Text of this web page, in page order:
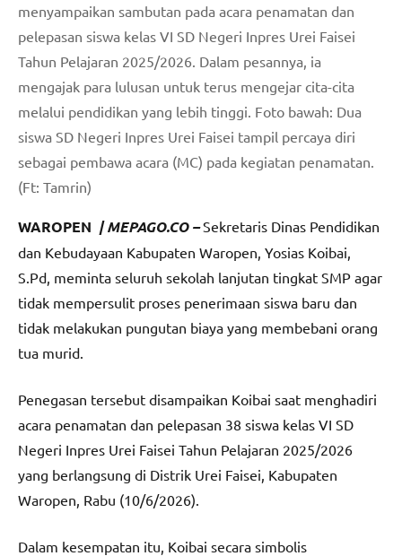
menyampaikan sambutan pada acara penamatan dan
pelepasan siswa kelas VI SD Negeri Inpres Urei Faisei
Tahun Pelajaran 2025/2026. Dalam pesannya, ia
mengajak para lulusan untuk terus mengejar cita-cita
melalui pendidikan yang lebih tinggi. Foto bawah: Dua
siswa SD Negeri Inpres Urei Faisei tampil percaya diri
sebagai pembawa acara (MC) pada kegiatan penamatan.
(Ft: Tamrin)
WAROPEN | MEPAGO.CO –Sekretaris Dinas Pendidikan
dan Kebudayaan Kabupaten Waropen, Yosias Koibai,
S.Pd, meminta seluruh sekolah lanjutan tingkat SMP agar
tidak mempersulit proses penerimaan siswa baru dan
tidak melakukan pungutan biaya yang membebani orang
tua murid.
Penegasan tersebut disampaikan Koibai saat menghadiri
acara penamatan dan pelepasan 38 siswa kelas VI SD
Negeri Inpres Urei Faisei Tahun Pelajaran 2025/2026
yang berlangsung di Distrik Urei Faisei, Kabupaten
Waropen, Rabu (10/6/2026).
Dalam kesempatan itu, Koibai secara simbolis